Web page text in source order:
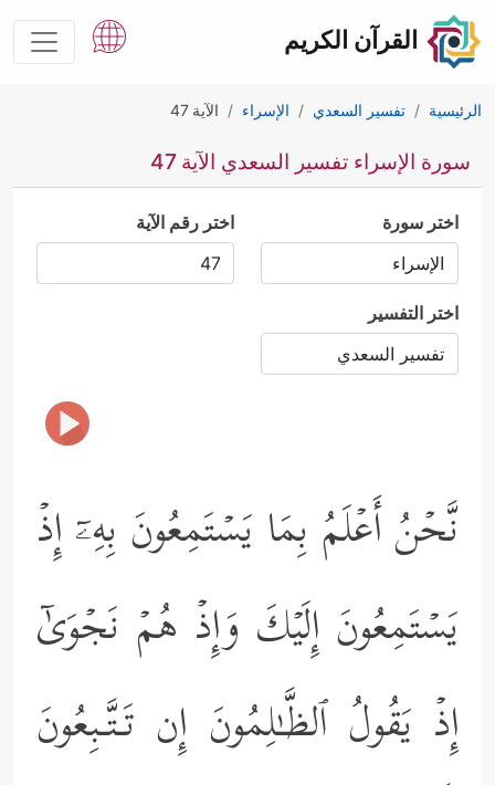
القرآن الكريم
الرئيسية تفسير السعدي الإسراء الآية 47
سورة الإسراء تفسير السعدي الآية 47
اختر سورة اختر رقم الآية
اختر التفسير
نَّحۡنُ أَعۡلَمُ بِمَا یَسۡتَمِعُونَ بِهِۦۤ إِذۡ
یَسۡتَمِعُونَ إِلَیۡكَ وَإِذۡ هُمۡ نَجۡوَىٰۤ
إِذۡ یَقُولُ ٱلظَّـٰلِمُونَ إِن تَـتَّـبِعُونَ